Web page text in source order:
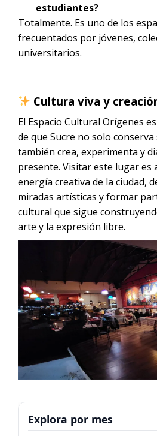
estudiantes?
Totalmente. Es uno de los
frecuentados por jóvenes,
universitarios.
Cultura viva y
El Espacio Cultural Orígenes
de que Sucre no solo
también crea, experimenta y
presente. Visitar este lugar es
energía creativa de la ciudad,
miradas artísticas y formar
cultural que sigue
arte y la expresión libre.
Explora por mes